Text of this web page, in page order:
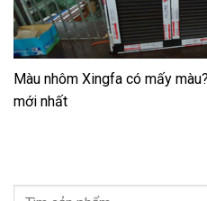
Màu nhôm Xingfa có mấy
mới nhất